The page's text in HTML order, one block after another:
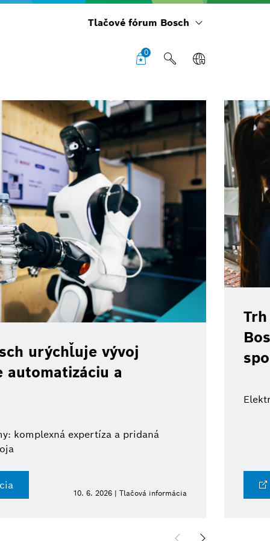
Tlačové fórum Bosch
0
urýchľuje vývoj
a
komplexná expertíza a pridaná
10. 6. 2026 | Tlačová informácia